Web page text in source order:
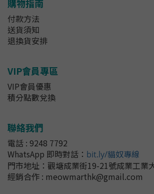
購物指南
付款方法
送貨須知
退換貨安排
VIP會員專區
VIP會員優惠
積分點數兌換
聯絡我們
電話 : 9248 7792
WhatsApp 即時對話 ： bit.ly/貓奴專線
門市地址： 觀塘成業街19-21號成業工業
經銷合作 : meowmarthk@gmail.com